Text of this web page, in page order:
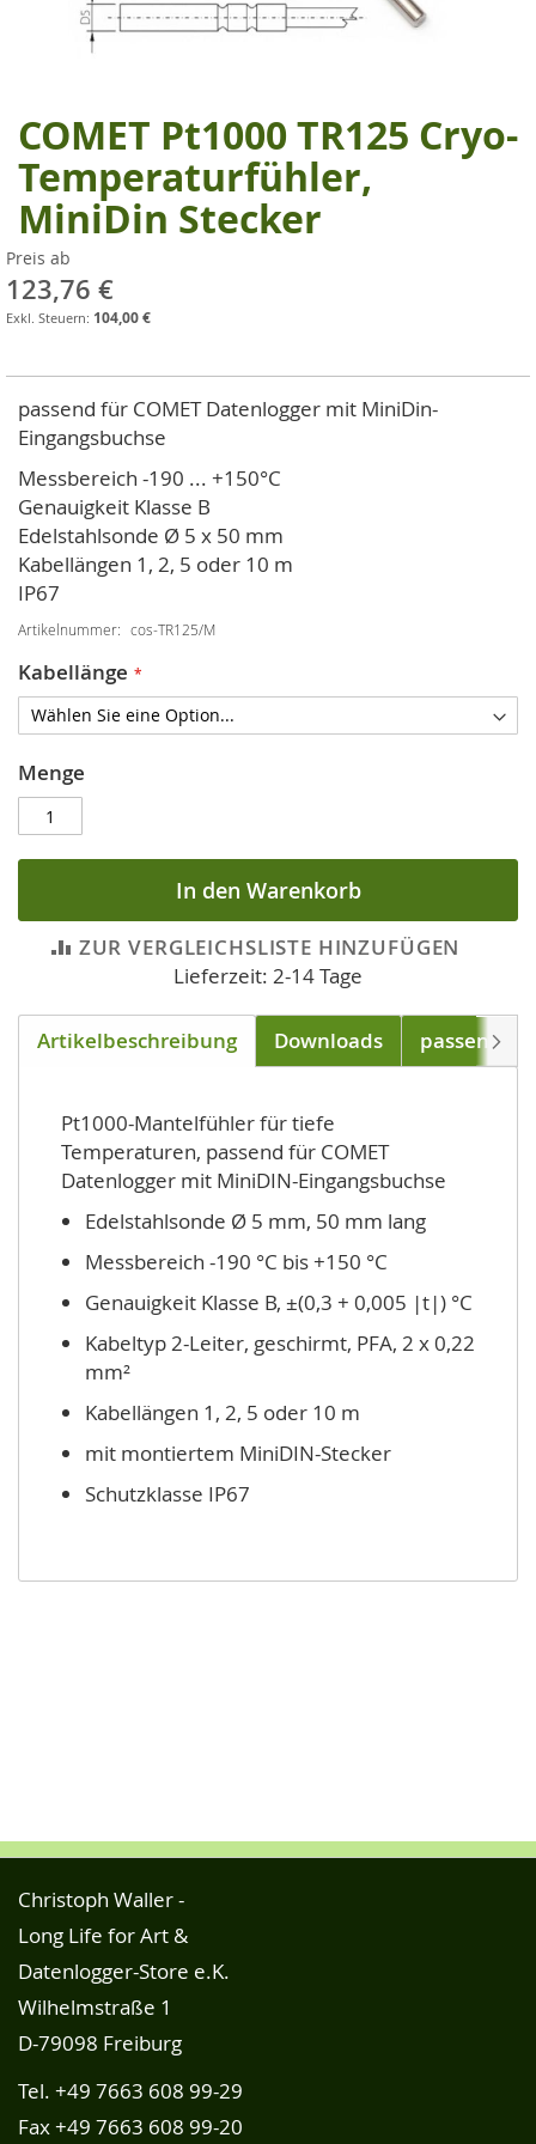
Zum
Anfang
der
Bildgalerie
springen
COMET Pt1000 TR125 Cryo-
Temperaturfühler,
MiniDin Stecker
Preis ab
123,76 €
104,00 €
passend für COMET Datenlogger mit MiniDin-
Eingangsbuchse
Messbereich -190 ... +150°C
Genauigkeit Klasse B
Edelstahlsonde Ø 5 x 50 mm
Kabellängen 1, 2, 5 oder 10 m
IP67
Artikelnummer cos-TR125/M
Kabellänge
Menge
In den Warenkorb
ZUR VERGLEICHSLISTE HINZUFÜGEN
Lieferzeit: 2-14 Tage
Artikelbeschreibung Downloads passend für
Pt1000-Mantelfühler für tiefe
Temperaturen, passend für COMET
Datenlogger mit MiniDIN-Eingangsbuchse
Edelstahlsonde Ø 5 mm, 50 mm lang
Messbereich -190 °C bis +150 °C
Genauigkeit Klasse B, ±(0,3 + 0,005 |t|) °C
Kabeltyp 2-Leiter, geschirmt, PFA, 2 x 0,22
mm²
Kabellängen 1, 2, 5 oder 10 m
mit montiertem MiniDIN-Stecker
Schutzklasse IP67
Christoph Waller -
Long Life for Art &
Datenlogger-Store e.K.
Wilhelmstraße 1
D-79098 Freiburg
Tel. +49 7663 608 99-29
Fax +49 7663 608 99-20